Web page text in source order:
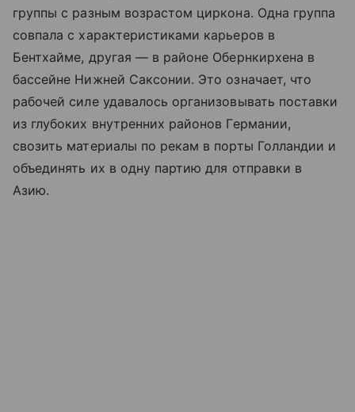
группы с разным возрастом циркона. Одна группа
совпала с характеристиками карьеров в
Бентхайме, другая — в районе Обернкирхена в
бассейне Нижней Саксонии. Это означает, что
рабочей силе удавалось организовывать поставки
из глубоких внутренних районов Германии,
свозить материалы по рекам в порты Голландии и
объединять их в одну партию для отправки в
Азию.